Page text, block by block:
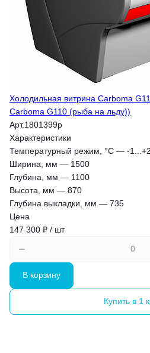
Холодильная витрина Carboma
Carboma G110 (рыба на льду))
Арт.1801399p
Характеристики
Температурный режим, °С — -1...+2
Ширина, мм — 1500
Глубина, мм — 1100
Высота, мм — 870
Глубина выкладки, мм — 735
Цена
147 300 ₽ / шт
В корзину
Купить в 1